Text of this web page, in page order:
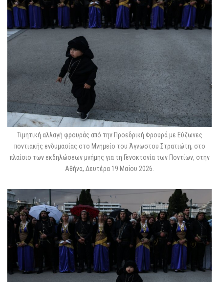
Τιμητική αλλαγή φρουράς από την Προεδρική Φρουρά με Εύζωνες
ποντιακής ενδυμασίας στο Μνημείο του Άγνωστου Στρατιώτη, στο
πλαίσιο των εκδηλώσεων μνήμης για τη Γενοκτονία των Ποντίων, στην
Αθήνα, Δευτέρα 19 Μαΐου 2026.